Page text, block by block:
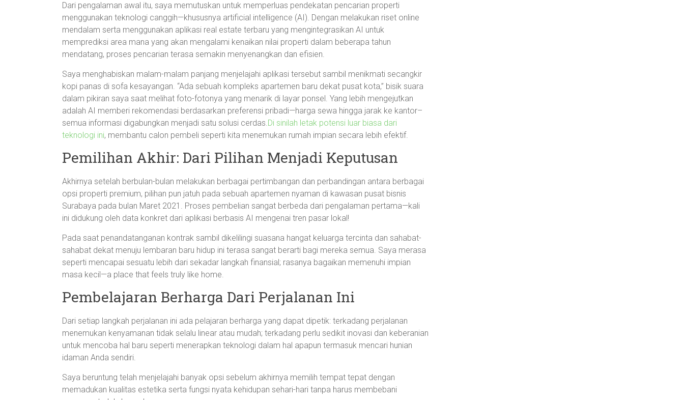
Dari pengalaman awal itu, saya memutuskan untuk memperluas pendekatan pencarian properti
menggunakan teknologi canggih—khususnya artificial intelligence (AI). Dengan melakukan riset online
mendalam serta menggunakan aplikasi real estate terbaru yang mengintegrasikan AI untuk
memprediksi area mana yang akan mengalami kenaikan nilai properti dalam beberapa tahun
mendatang, proses pencarian terasa semakin menyenangkan dan efisien.
Saya menghabiskan malam-malam panjang menjelajahi aplikasi tersebut sambil menikmati secangkir
kopi panas di sofa kesayangan. “Ada sebuah kompleks apartemen baru dekat pusat kota,” bisik suara
dalam pikiran saya saat melihat foto-fotonya yang menarik di layar ponsel. Yang lebih mengejutkan
adalah AI memberi rekomendasi berdasarkan preferensi pribadi—harga sewa hingga jarak ke kantor–
semua informasi digabungkan menjadi satu solusi cerdas.Di sinilah letak potensi luar biasa dari
teknologi ini, membantu calon pembeli seperti kita menemukan rumah impian secara lebih efektif.
Pemilihan Akhir: Dari Pilihan Menjadi Keputusan
Akhirnya setelah berbulan-bulan melakukan berbagai pertimbangan dan perbandingan antara berbagai
opsi properti premium, pilihan pun jatuh pada sebuah apartemen nyaman di kawasan pusat bisnis
Surabaya pada bulan Maret 2021. Proses pembelian sangat berbeda dari pengalaman pertama—kali
ini didukung oleh data konkret dari aplikasi berbasis AI mengenai tren pasar lokal!
Pada saat penandatanganan kontrak sambil dikelilingi suasana hangat keluarga tercinta dan sahabat-
sahabat dekat menuju lembaran baru hidup ini terasa sangat berarti bagi mereka semua. Saya merasa
seperti mencapai sesuatu lebih dari sekadar langkah finansial; rasanya bagaikan memenuhi impian
masa kecil—a place that feels truly like home.
Pembelajaran Berharga Dari Perjalanan Ini
Dari setiap langkah perjalanan ini ada pelajaran berharga yang dapat dipetik: terkadang perjalanan
menemukan kenyamanan tidak selalu linear atau mudah; terkadang perlu sedikit inovasi dan keberanian
untuk mencoba hal baru seperti menerapkan teknologi dalam hal apapun termasuk mencari hunian
idaman Anda sendiri.
Saya beruntung telah menjelajahi banyak opsi sebelum akhirnya memilih tempat tepat dengan
memadukan kualitas estetika serta fungsi nyata kehidupan sehari-hari tanpa harus membebani